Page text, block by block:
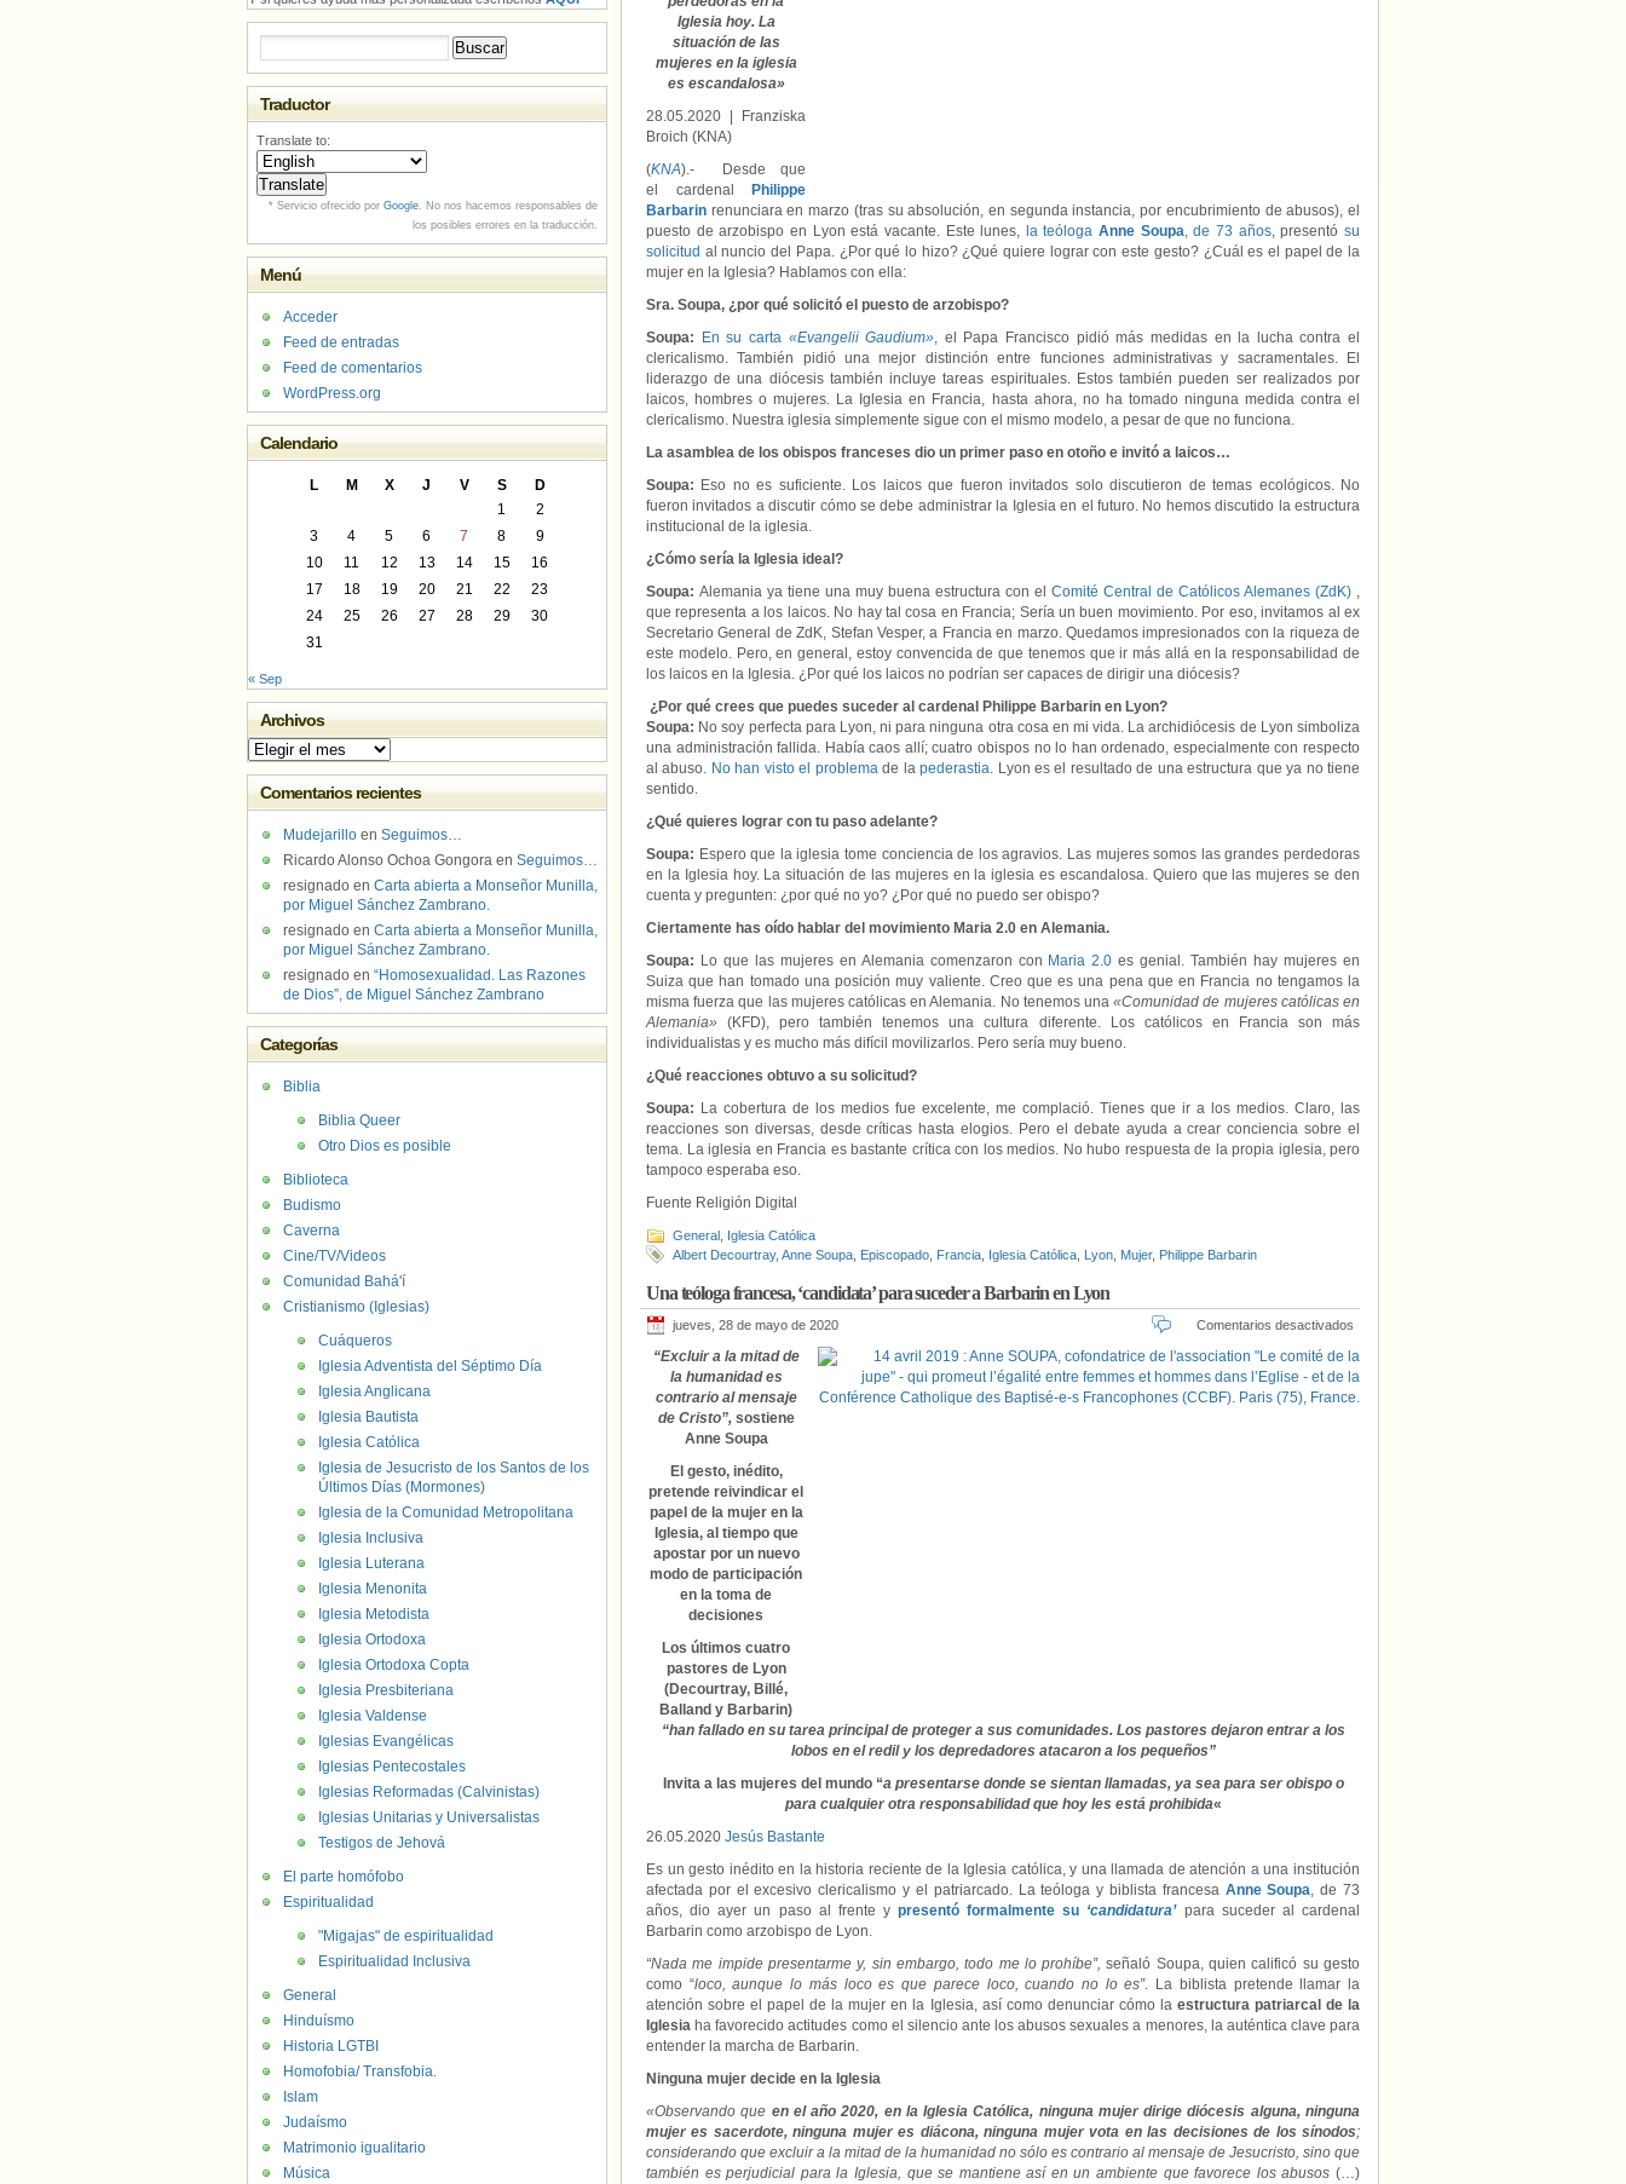
Iglesia hoy. La
situación de las
mujeres en la iglesia
es escandalosa»
28.05.2020 | Franziska
Broich (KNA)
(KNA).- Desde que
el cardenal
Philippe
Barbarin renunciara en marzo (tras su absolución, en segunda instancia, por encubrimiento de abusos), el
puesto de arzobispo en Lyon está vacante. Este lunes, la teólogaAnne Soupa, de 73 años, presentósu
solicitud al nuncio del Papa. ¿Por qué lo hizo? ¿Qué quiere lograr con este gesto? ¿Cuál es el papel de la
mujer en la Iglesia? Hablamos con ella:
Sra. Soupa, ¿por qué solicitó el puesto de arzobispo?
Soupa:
En su carta «Evangelii Gaudium», el Papa Francisco pidió más medidas en la lucha contra el
clericalismo. También pidió una mejor distinción entre funciones administrativas y sacramentales. El
liderazgo de una diócesis también incluye tareas espirituales. Estos también pueden ser realizados por
laicos, hombres o mujeres. La Iglesia en Francia, hasta ahora, no ha tomado ninguna medida contra el
clericalismo. Nuestra iglesia simplemente sigue con el mismo modelo, a pesar de que no funciona.
La asamblea de los obispos franceses dio un primer paso en otoño e invitó a laicos…
Soupa: Eso no es suficiente. Los laicos que fueron invitados solo discutieron de temas ecológicos. No
fueron invitados a discutir cómo se debe administrar la Iglesia en el futuro. No hemos discutido la estructura
institucional de la iglesia.
¿Cómo sería la Iglesia ideal?
Soupa: Alemania ya tiene una muy buena estructura con el Comité Central de Católicos Alemanes (ZdK) ,
que representa a los laicos. No hay tal cosa en Francia; Sería un buen movimiento. Por eso, invitamos al ex
Secretario General de ZdK, Stefan Vesper, a Francia en marzo. Quedamos impresionados con la riqueza de
este modelo. Pero, en general, estoy convencida de que tenemos que ir más allá en la responsabilidad de
los laicos en la Iglesia. ¿Por qué los laicos no podrían ser capaces de dirigir una diócesis?
¿Por qué crees que puedes suceder al cardenal Philippe Barbarin en Lyon?
Soupa: No soy perfecta para Lyon, ni para ninguna otra cosa en mi vida. La archidiócesis de Lyon simboliza
una administración fallida. Había caos allí; cuatro obispos no lo han ordenado, especialmente con respecto
al abuso. No han visto el problemade lapederastia. Lyon es el resultado de una estructura que ya no tiene
sentido.
¿Qué quieres lograr con tu paso adelante?
Soupa: Espero que la iglesia tome conciencia de los agravios. Las mujeres somos las grandes perdedoras
en la Iglesia hoy. La situación de las mujeres en la iglesia es escandalosa. Quiero que las mujeres se den
cuenta y pregunten: ¿por qué no yo? ¿Por qué no puedo ser obispo?
Ciertamente has oído hablar del movimiento Maria 2.0 en Alemania.
Soupa: Lo que las mujeres en Alemania comenzaron con Maria 2.0 es genial. También hay mujeres en
Suiza que han tomado una posición muy valiente. Creo que es una pena que en Francia no tengamos la
misma fuerza que las mujeres católicas en Alemania. No tenemos una«Comunidad de mujeres católicas en
Alemania» (KFD), pero también tenemos una cultura diferente. Los católicos en Francia son más
individualistas y es mucho más difícil movilizarlos. Pero sería muy bueno.
¿Qué reacciones obtuvo a su solicitud?
Soupa: La cobertura de los medios fue excelente, me complació. Tienes que ir a los medios. Claro, las
reacciones son diversas, desde críticas hasta elogios. Pero el debate ayuda a crear conciencia sobre el
tema. La iglesia en Francia es bastante crítica con los medios. No hubo respuesta de la propia iglesia, pero
tampoco esperaba eso.
Fuente Religión Digital
General Iglesia Católica
Albert Decourtray, Anne Soupa Episcopado Francia Iglesia Católica Lyon Mujer, Philippe Barbarin
Una teóloga francesa, ‘candidata’ para suceder a Barbarin en Lyon
jueves, 28 de mayo de 2020 Comentarios desactivados
“Excluir a la mitad de
la humanidad es
contrario al mensaje
de Cristo”,sostiene
Anne Soupa
El gesto, inédito,
pretende reivindicar el
papel de la mujer en la
Iglesia, al tiempo que
apostar por un nuevo
modo de participación
en la toma de
decisiones
Los últimos cuatro
pastores de Lyon
(Decourtray, Billé,
Balland y Barbarin)
“han fallado en su tarea principal de proteger a sus comunidades. Los pastores dejaron entrar a los
lobos en el redil y los depredadores atacaron a los pequeños”
Invita a las mujeres del mundo “a presentarse donde se sientan llamadas, ya sea para ser obispo o
para cualquier otra responsabilidad que hoy les está prohibida«
26.05.2020 Jesús Bastante
Es un gesto inédito en la historia reciente de la Iglesia católica, y una llamada de atención a una institución
afectada por el excesivo clericalismo y el patriarcado. La teóloga y biblista francesa Anne Soupa, de 73
años, dio ayer un paso al frente ypresentó formalmente su ‘candidatura’para suceder al cardenal
Barbarin como arzobispo de Lyon.
“Nada me impide presentarme y, sin embargo, todo me lo prohíbe”, señaló Soupa, quien calificó su gesto
como “loco, aunque lo más loco es que parece loco, cuando no lo es”. La biblista pretende llamar la
atención sobre el papel de la mujer en la Iglesia, así como denunciar cómo la estructura patriarcal de la
Iglesia ha favorecido actitudes como el silencio ante los abusos sexuales a menores, la auténtica clave para
entender la marcha de Barbarin.
Ninguna mujer decide en la Iglesia
«Observando que en el año 2020, en la Iglesia Católica, ninguna mujer dirige diócesis alguna, ninguna
mujer es sacerdote, ninguna mujer es diácona, ninguna mujer vota en las decisiones de los sínodos;
considerando que excluir a la mitad de la humanidad no sólo es contrario al mensaje de Jesucristo, sino que
también es perjudicial para la Iglesia, que se mantiene así en un ambiente que favorece los abusos (…)
Traductor
Translate to:
* Servicio ofrecido por Google. No nos hacemos responsables de
los posibles errores en la traducción.
Menú
Acceder
Feed de entradas
Feed de comentarios
WordPress.org
Calendario
L M X J V S
D
1
2
3
4 5 6 7 8
9
10
11 12 13 14 15
16
17
18 19 20 21 22
23
24
25 26 27 28 29
30
31
« Sep
Archivos
Archivos
Comentarios recientes
Mudejarillo en Seguimos…
Ricardo Alonso Ochoa Gongora en Seguimos…
resignado en Carta abierta a Monseñor Munilla,
por Miguel Sánchez Zambrano.
resignado en Carta abierta a Monseñor Munilla,
por Miguel Sánchez Zambrano.
resignado en “Homosexualidad. Las Razones
de Dios”, de Miguel Sánchez Zambrano
Categorías
Biblia
Biblia Queer
Otro Dios es posible
Biblioteca
Budismo
Caverna
Cine/TV/Videos
Comunidad Bahá'í
Cristianismo (Iglesias)
Cuáqueros
Iglesia Adventista del Séptimo Día
Iglesia Anglicana
Iglesia Bautista
Iglesia Católica
Iglesia de Jesucristo de los Santos de los
Últimos Días (Mormones)
Iglesia de la Comunidad Metropolitana
Iglesia Inclusiva
Iglesia Luterana
Iglesia Menonita
Iglesia Metodista
Iglesia Ortodoxa
Iglesia Ortodoxa Copta
Iglesia Presbiteriana
Iglesia Valdense
Iglesias Evangélicas
Iglesias Pentecostales
Iglesias Reformadas (Calvinistas)
Iglesias Unitarias y Universalistas
Testigos de Jehová
El parte homófobo
Espiritualidad
"Migajas" de espiritualidad
Espiritualidad Inclusiva
General
Hinduísmo
Historia LGTBI
Homofobia/ Transfobia.
Islam
Judaísmo
Matrimonio igualitario
Música